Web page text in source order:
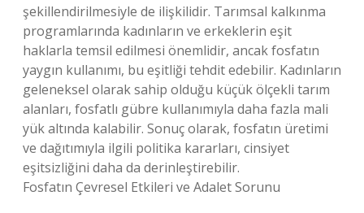
şekillendirilmesiyle de ilişkilidir. Tarımsal kalkınma
programlarında kadınların ve erkeklerin eşit
haklarla temsil edilmesi önemlidir, ancak fosfatın
yaygın kullanımı, bu eşitliği tehdit edebilir. Kadınların
geleneksel olarak sahip olduğu küçük ölçekli tarım
alanları, fosfatlı gübre kullanımıyla daha fazla mali
yük altında kalabilir. Sonuç olarak, fosfatın üretimi
ve dağıtımıyla ilgili politika kararları, cinsiyet
eşitsizliğini daha da derinleştirebilir.
Fosfatın Çevresel Etkileri ve Adalet Sorunu